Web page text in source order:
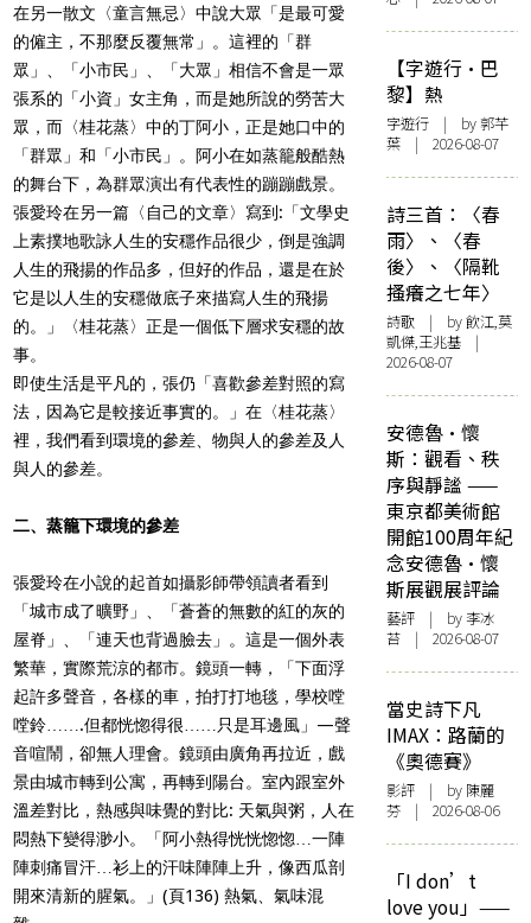
在另一散文〈童言無忌〉中說大眾「是最可愛
的僱主，不那麼反覆無常」。這裡的「群
眾」、「小市民」、「大眾」相信不會是一眾
張系的「小資」女主角，而是她所說的勞苦大
眾，而〈桂花蒸〉中的丁阿小，正是她口中的
「群眾」和「小市民」。阿小在如蒸籠般酷熱
的舞台下，為群眾演出有代表性的蹦蹦戲景。
張愛玲在另一篇〈自己的文章〉寫到:「文學史
上素撲地歌詠人生的安穩作品很少，倒是強調
人生的飛揚的作品多，但好的作品，還是在於
它是以人生的安穩做底子來描寫人生的飛揚
的。」〈桂花蒸〉正是一個低下層求安穩的故
事。
即使生活是平凡的，張仍「喜歡參差對照的寫
法，因為它是較接近事實的。」在〈桂花蒸〉
裡，我們看到環境的參差、物與人的參差及人
與人的參差。
二、蒸籠下環境的參差
張愛玲在小說的起首如攝影師帶領讀者看到
「城市成了曠野」、「蒼蒼的無數的紅的灰的
屋脊」、「連天也背過臉去」。這是一個外表
繁華，實際荒涼的都市。鏡頭一轉，「下面浮
起許多聲音，各樣的車，拍打打地毯，學校嘡
嘡鈴…….但都恍惚得很……只是耳邊風」—聲
音喧鬧，卻無人理會。鏡頭由廣角再拉近，戲
景由城市轉到公寓，再轉到陽台。室內跟室外
溫差對比，熱感與味覺的對比: 天氣與粥，人在
悶熱下變得渺小。「阿小熱得恍恍惚惚…一陣
陣刺痛冒汗…衫上的汗味陣陣上升，像西瓜剖
開來清新的腥氣。」(頁136) 熱氣、氣味混
【字遊行·巴
黎】熱
字遊行 | by 郭芊
葉 | 2026-08-07
詩三首：〈春
雨〉、〈春
後〉、〈隔靴
搔癢之七年〉
詩歌 | by 飲江,莫
凱傑,王兆基 |
2026-08-07
安德魯·懷
斯：觀看、秩
序與靜謐 ——
東京都美術館
開館100周年紀
念安德魯·懷
斯展觀展評論
藝評 | by 李冰
苔 | 2026-08-07
當史詩下凡
IMAX：路蘭的
《奧德賽》
影評 | by 陳麗
芬 | 2026-08-06
「I don’t
love you」——